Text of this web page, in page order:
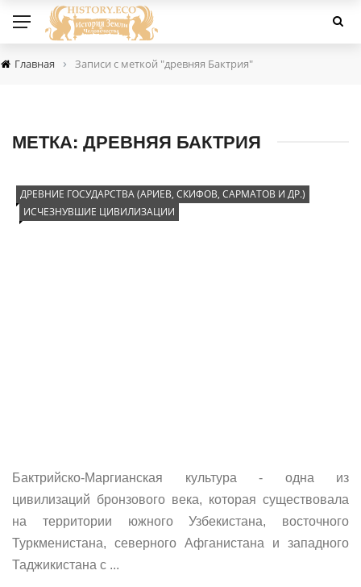
Главная › Записи с меткой "древняя Бактрия"
МЕТКА: ДРЕВНЯЯ БАКТРИЯ
ДРЕВНИЕ ГОСУДАРСТВА (АРИЕВ, СКИФОВ, САРМАТОВ И ДР.)
ИСЧЕЗНУВШИЕ ЦИВИЛИЗАЦИИ
Бактрийско-Маргианская культура - одна из
цивилизаций бронзового века, которая существовала
на территории южного Узбекистана, восточного
Туркменистана, северного Афганистана и западного
Таджикистана с ...